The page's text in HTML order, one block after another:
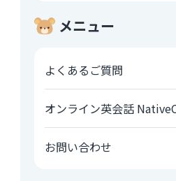
メニュー
よくあるご質問
オンライン英会話
お問い合わせ